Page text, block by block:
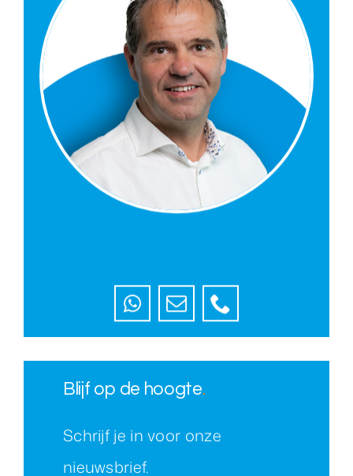
Blijf op de hoogte.
Schrijf je in voor onze
nieuwsbrief.